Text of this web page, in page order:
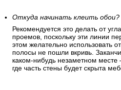
Откуда начинать клеить обои?
Рекомендуется это делать от
проемов, поскольку эти линии
этом желательно использовать
полосы не пошли вкривь.
каком-нибудь незаметном месте
где часть стены будет скрыта